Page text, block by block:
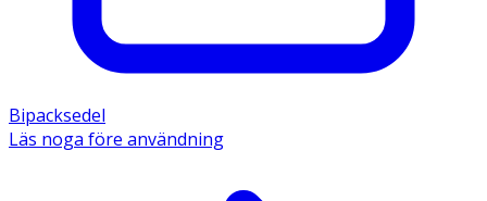
Bipacksedel
Läs noga före användning